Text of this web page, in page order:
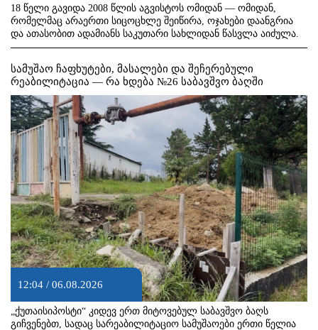
18 წელი გავიდა 2008 წლის აგვისტოს ომიდან — ომიდან,
რომელმაც არაერთი სიცოცხლე შეიწირა, ოჯახები დაანგრია
და ათასობით ადამიანს საკუთარი სახლიდან წასვლა აიძულა.
სამუშაო ჩაფხუტები, მასალები და შეჩერებული
რეაბილიტაცია — რა ხდება №26 საბავშვო ბაღში
12:04 / 06.08.2026
„ქუთაისიპოსტი“ კიდევ ერთ მიტოვებულ საბავშვო ბაღს
გიჩვენებთ, სადაც სარეაბილიტაციო სამუშაოები ერთი წელია